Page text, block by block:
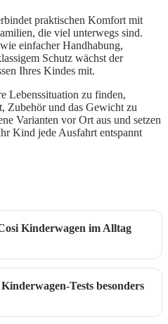
praktischen Komfort mit
die viel unterwegs sind.
einfacher Handhabung,
Schutz wächst der
Ihres Kindes mit.
Lebenssituation zu finden,
Zubehör und das Gewicht zu
Varianten vor Ort aus und setzen
Kind jede Ausfahrt entspannt
Kinderwagen im Alltag
Tests besonders